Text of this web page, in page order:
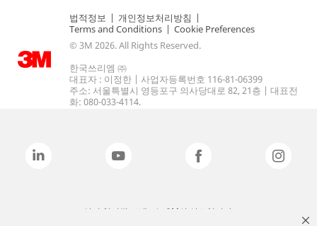
법적정보 | 개인정보처리방침 |
Terms and Conditions | Cookie Preferences
© 3M 2026. All Rights Reserved.
한국쓰리엠 ㈜
대표자 : 이정한 | 사업자등록번호 116-81-06399
주소: 서울특별시 영등포구 의사당대로 82, 21층 | 대표전
화: 080-033-4114.
상기 열거된 브랜드는 3M의 상표입니다.